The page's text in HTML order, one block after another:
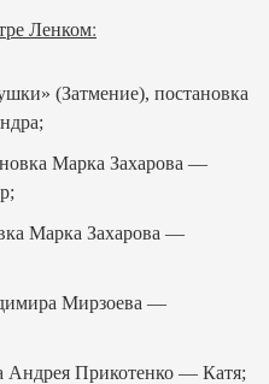
Ленком:
(Затмение), постановка
Марка Захарова —
Марка Захарова —
Мирзоева —
Андрея Прикотенко — Катя;